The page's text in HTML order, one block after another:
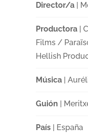
Director/a|
Productora|
Films /
Hellish
Música|
Guión |
País| España